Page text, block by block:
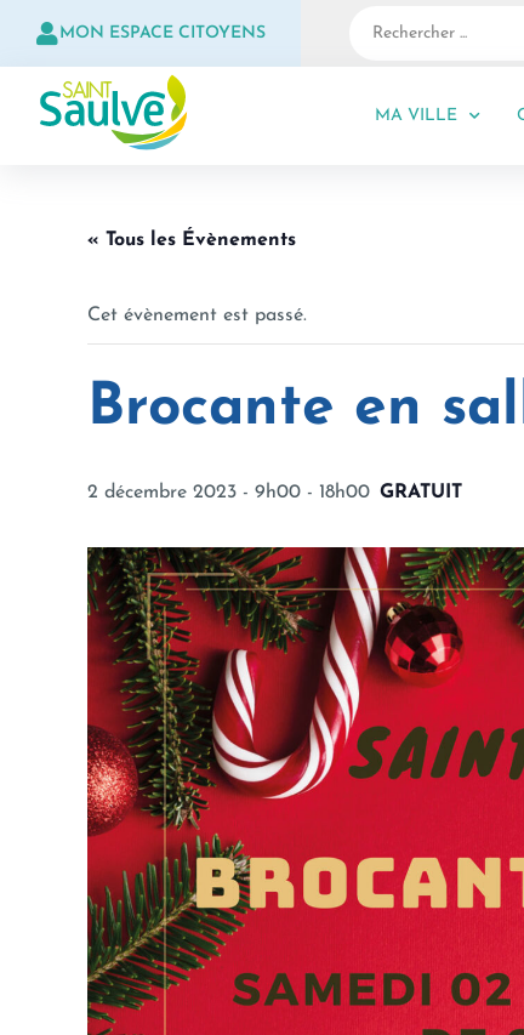
MON ESPACE CITOYENS
MA VILLE
« Tous les Évènements
Cet évènement est passé.
Brocante en
2 décembre 2023 - 9h00 - 18h00 GRATUIT